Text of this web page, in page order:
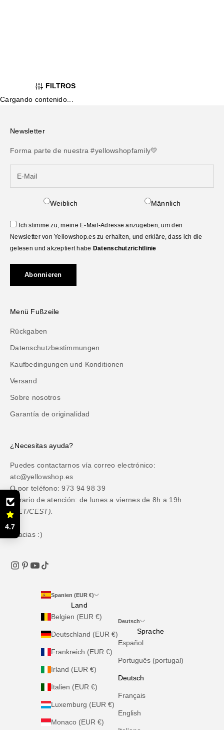
FILTROS
Cargando contenido...
Newsletter
Forma parte de nuestra #yellowshopfamily💛
Weiblich Männlich
Ich stimme zu, meine E-Mail-Adresse anzugeben, um den
Newsletter von Yellowshop.es zu erhalten, und erkläre, dass ich die
gelesen und akzeptiert habe Datenschutzrichtlinie
Abonnieren
Menü Fußzeile
Rückgaben
Datenschutzbestimmungen
Kaufbedingungen und Konditionen
Versand
Sobre nosotros
Garantía de originalidad
¿Necesitas ayuda?
Puedes contactarnos vía correo electrónico:
atc@yellowshop.es
O por teléfono: 973 94 98 39
Horario de atención: de lunes a viernes de 8h a 19h
(CET/CEST).
Gracias :)
Spanien (EUR €)
Land
Belgien (EUR €)
Deutschland (EUR €)
Frankreich (EUR €)
Irland (EUR €)
Italien (EUR €)
Luxemburg (EUR €)
Monaco (EUR €)
Deutsch
Sprache
Español
Português (portugal)
Deutsch
Français
English
4.7